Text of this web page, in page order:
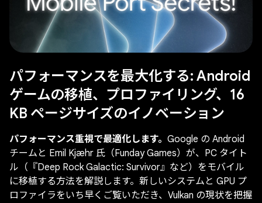
パフォーマンスを最大化する: Android
ゲームの移植、プロファイリング、16
KB ページサイズのイノベーション
パフォーマンス重視で最適化します。 Google の Android
チームと Emil Kjæhr 氏（Funday Games）が、PC タイト
ル（『Deep Rock Galactic: Survivor』など）をモバイル
に移植する方法を解説します。新しいシステムと GPU プ
ロファイラをいち早くご覧いただき、Vulkan の現状を把握